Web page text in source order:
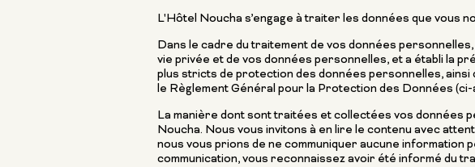
L'Hôtel Noucha s’engage à traiter les données que
Dans le cadre du traitement de vos données
vie privée et de vos données personnelles, et a établi la
plus stricts de protection des données personnelles, ainsi
le Règlement Général pour la Protection des Données
La manière dont sont traitées et collectées vos données
Noucha. Nous vous invitons à en lire le contenu avec
nous vous prions de ne communiquer aucune information
communication, vous reconnaissez avoir été informé du